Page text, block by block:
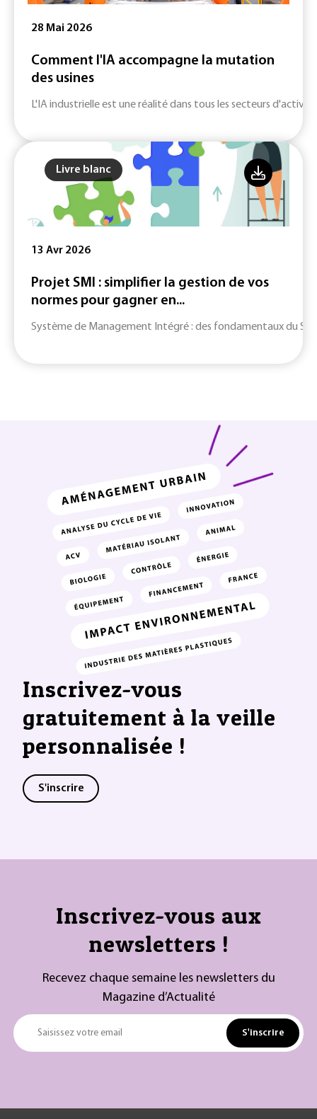
28 Mai 2026
Comment l'IA accompagne la mutation
des usines
L'IA industrielle est une réalité dans tous les secteurs
Livre blanc
13 Avr 2026
Projet SMI : simplifier la gestion de vos
normes pour gagner en...
Système de Management Intégré : des fondamentaux du
Inscrivez-vous
gratuitement à la veille
personnalisée !
S'inscrire
Inscrivez-vous aux
newsletters !
Recevez chaque semaine les newsletters du
Magazine d’Actualité
Saisissez votre email S'inscrire